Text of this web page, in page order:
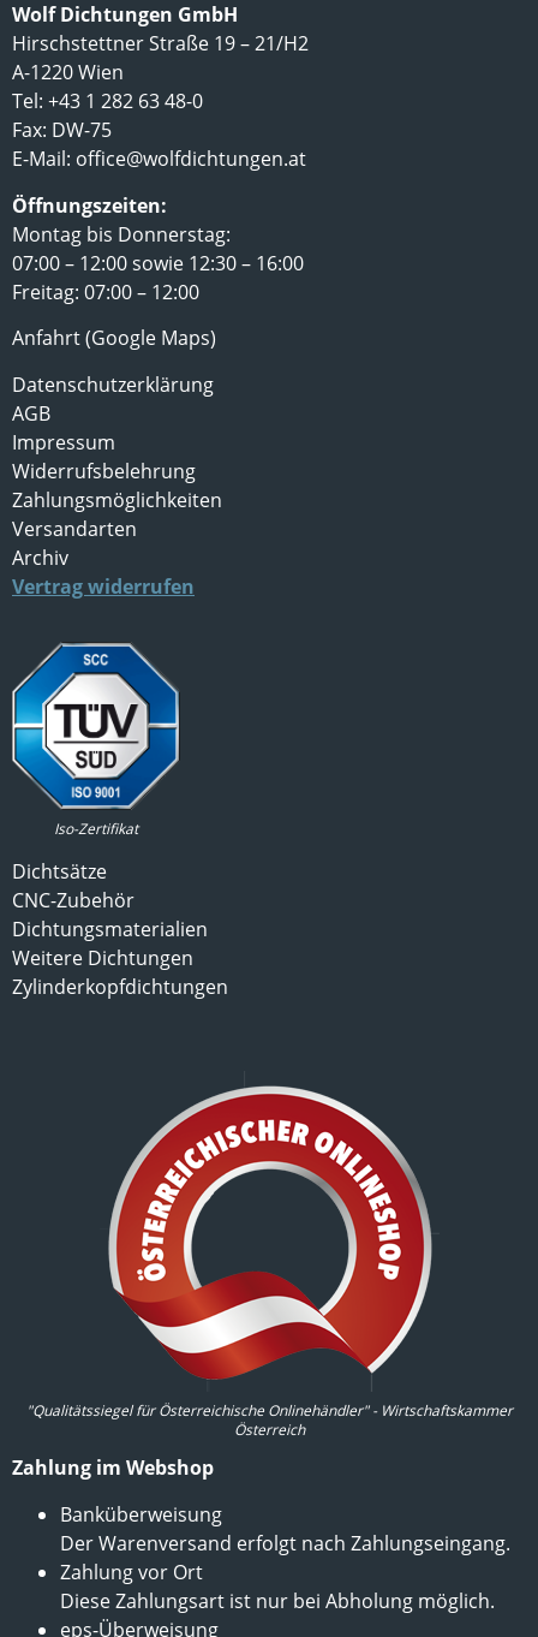
Wolf Dichtungen GmbH
Hirschstettner Straße 19 – 21/H2
A-1220 Wien
Tel: +43 1 282 63 48-0
Fax: DW-75
E-Mail: office@wolfdichtungen.at
Öffnungszeiten:
Montag bis Donnerstag:
07:00 – 12:00 sowie 12:30 – 16:00
Freitag: 07:00 – 12:00
Anfahrt (Google Maps)
Datenschutzerklärung
AGB
Impressum
Widerrufsbelehrung
Zahlungsmöglichkeiten
Versandarten
Archiv
Vertrag widerrufen
Iso-Zertifikat
Dichtsätze
CNC-Zubehör
Dichtungsmaterialien
Weitere Dichtungen
Zylinderkopfdichtungen
"Qualitätssiegel für Österreichische Onlinehändler" - Wirtschaftskammer
Österreich
Zahlung im Webshop
Banküberweisung
Der Warenversand erfolgt nach Zahlungseingang.
Zahlung vor Ort
Diese Zahlungsart ist nur bei Abholung möglich.
eps-Überweisung